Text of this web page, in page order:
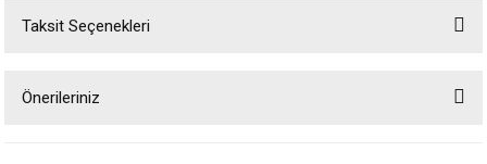
Taksit Seçenekleri
Önerileriniz